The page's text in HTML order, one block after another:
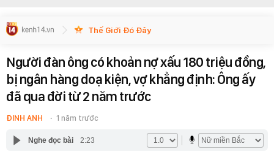
Thế Giới Đó Đây
Người đàn ông có khoản nợ xấu 180 triệu đồng,
bị ngân hàng doạ kiện, vợ khẳng định: Ông ấy
đã qua đời từ 2 năm trước
ĐINH ANH 1 năm trước
Nghe đọc bài 2:23